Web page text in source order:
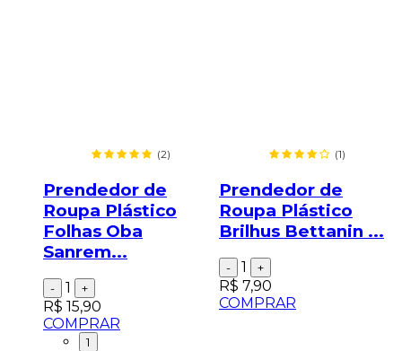
(2)
Prendedor de
Roupa Plástico
Folhas Oba
Sanrem...
- 1 +
R$ 15,90
COMPRAR
(1)
Prendedor de
Roupa Plástico
Brilhus Bettanin ...
- 1 +
R$ 7,90
COMPRAR
1